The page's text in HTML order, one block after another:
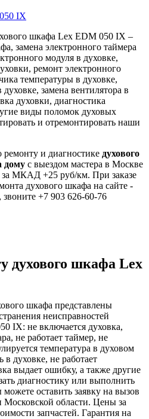
шкафа Lex EDM 050 IX –
замена электронного таймера
модуля в духовке,
ремонт электронного
температуры в духовке,
замена вентилятора в
духовки, диагностика
виды поломок духовых
и отремонтировать наши
ремонту и диагностике духового
дому с выездом мастера в Москве
МКАД +25 руб/км. При заказе
духового шкафа на сайте -
+7 903 626-60-76
духового шкафа Lex
шкафа представлены
неисправностей
IX: не включается духовка,
не работает таймер, не
температура в духовом
в духовке, не работает
выдает ошибку, а также другие
диагностику или выполнить
оставить заявку на вызов
области. Цены за
запчастей. Гарантия на